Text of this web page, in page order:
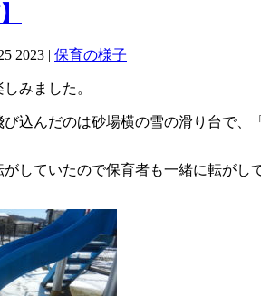
2023 | 保育の様子
みました。
込んだのは砂場横の雪の滑り台で、
がしていたので保育者も一緒に転がし